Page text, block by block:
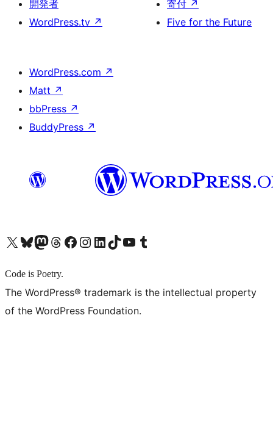
開発者
WordPress.tv ↗
寄付 ↗
Five for the Future
WordPress.com ↗
Matt ↗
bbPress ↗
BuddyPress ↗
X (旧 Twitter) アカウントへBluesky アカウントへMastodon アカウントへThreads アカウントへ Facebook ページへInstagram アカウントへ LinkedIn アカウントへTikTok アカウントへYouTube チャンネルへ Tumblr アカウントへ
Code is Poetry.
The WordPress® trademark is the intellectual property
of the WordPress Foundation.